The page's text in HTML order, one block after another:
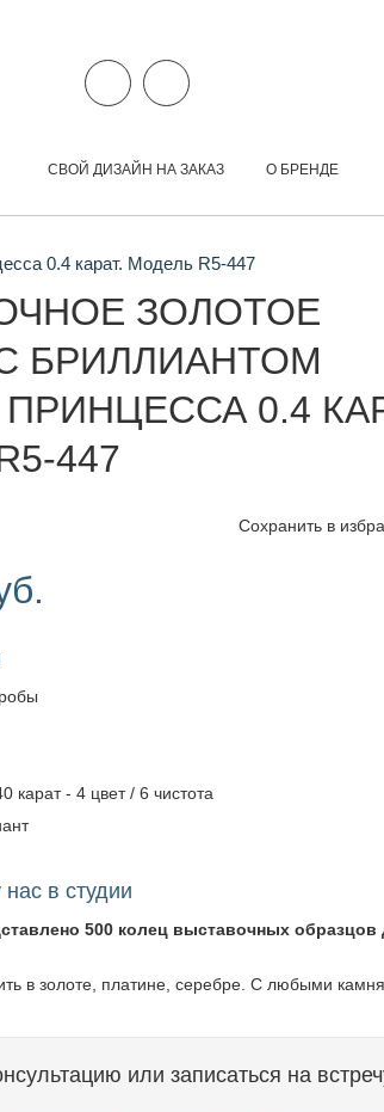
СВОЙ ДИЗАЙН НА ЗАКАЗ О БРЕНДЕ
0.4 карат. Модель R5-447
ЗОЛОТОЕ
БРИЛЛИАНТОМ
0.4
447
Сохранить в
карат - 4 цвет / 6 чистота
в студии
500 колец выставочных образцов
в золоте, платине, серебре. С любыми
или записаться на